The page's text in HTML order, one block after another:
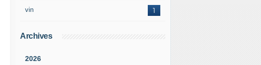
1
vin
Archives
2026